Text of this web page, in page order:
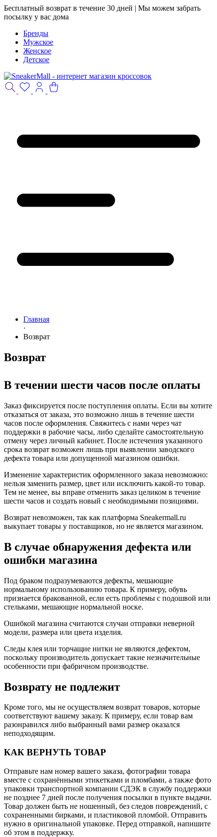
Бесплатный возврат в течение 30 дней | Мы можем забрать
посылку у вас дома
Бренды
Мужское
Женское
Детское
Главная
·
Возврат
Возврат
В течении шести часов после оплаты
Заказ фиксируется после поступления оплаты. Если вы хотите
отказаться от заказа, это возможно лишь в течение шести
часов после оформления. Свяжитесь с нами через чат
поддержки в рабочие часы, либо сделайте самостоятельную
отмену через личный кабинет. После истечения указанного
срока возврат возможен лишь при выявлении заводского
дефекта товара или допущенной магазином ошибки.
Изменение характеристик оформленного заказа невозможно:
нельзя заменить размер, цвет или исключить какой-то товар.
Тем не менее, вы вправе отменить заказ целиком в течение
шести часов и создать новый с необходимыми позициями.
Возврат невозможен, так как платформа Sneakermall.ru
выкупает товары у поставщиков, но не является магазином.
В случае обнаружения дефекта или
ошибки магазина
Под браком подразумеваются дефекты, мешающие
нормальному использованию товара. К примеру, обувь
признается бракованной, если есть проблемы с подошвой или
стельками, мешающие нормальной носке.
Ошибкой магазина считаются случаи отправки неверной
модели, размера или цвета изделия.
Следы клея или торчащие нитки не являются дефектом,
поскольку производитель допускает такие незначительные
особенности при фабричном производстве.
Возврату не подлежит
Кроме того, мы не осуществляем возврат товаров, которые
соответствуют вашему заказу. К примеру, если товар вам
разонравился либо выбранный вами размер оказался
неподходящим.
КАК ВЕРНУТЬ ТОВАР
Отправьте нам номер вашего заказа, фотографии товара
вместе с сохранёнными этикетками и пломбами, а также фото
упаковки транспортной компании СДЭК в службу поддержки
не позднее 7 дней после получения посылки в пункте выдачи.
Товар должен быть не ношенный, без следов повреждений, с
сохраненными бирками, и пластиковой пломбой. Отправить
нужно в оригинальной упаковке. Перед отправкой, напишите
об этом в поддержку.